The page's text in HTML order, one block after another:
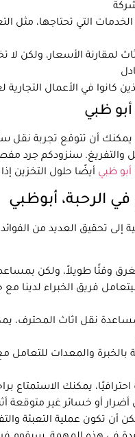
التي تحتاجها، مثل
الأسعار، ولكن لا
أبو ظبي
يمكنك أن تتوقع تجربة
والتفريغ. سنزودكم جرد
أبو ظبي
الرحبة، أبوظبي
إلى تحقيق العديد من
وقتًا طويلاً، ولكن
فريق الخبراء لدينا
نقل اثاث المحترف،
بالخبرة والمعدات
يمكنك الاستمتاع
أن تكون عملية التعبئة